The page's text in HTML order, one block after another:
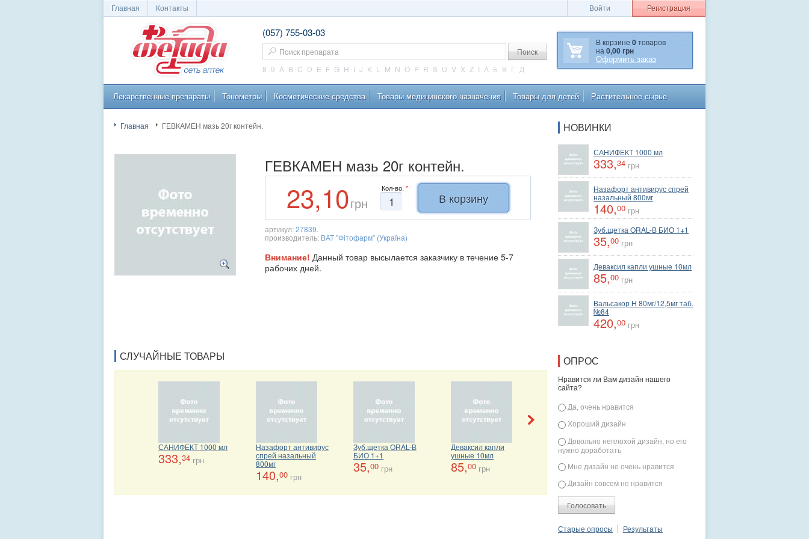
Главная ГЕВКАМЕН мазь 20г контейн.
ГЕВКАМЕН мазь 20г контейн.
23,10грн
Кол-во. *
артикул:27839.
производитель: ВАТ ”Фітофарм” (Україна)
Внимание! Данный товар высылается заказчику в течение 5-7
рабочих дней.
СЛУЧАЙНЫЕ ТОВАРЫ
САНИФЕКТ 1000 мл
333,34 грн
Назафорт антивирус
спрей назальный
800мг
140,00 грн
Зуб.щетка ORAL-В
БИО 1+1
35,00 грн
Деваксил капли
ушные 10мл
85,00 грн
Вальсакор Н
80мг/12,5мг таб.№84
420,00грн
Элекасол сбор 20ф/п
32,00грн
НОВИНКИ
САНИФЕКТ 1000 мл
333,34 грн
Назафорт антивирус спрей
назальный 800мг
140,00 грн
Зуб.щетка ORAL-В БИО 1+1
35,00 грн
Деваксил капли ушные 10мл
85,00 грн
Вальсакор Н 80мг/12,5мг таб.
№84
420,00 грн
ОПРОС
Нравится ли Вам дизайн нашего
сайта?
Варианты
Да, очень нравится
Хороший дизайн
Довольно неплохой дизайн, но его
нужно доработать
Мне дизайн не очень нравится
Дизайн совсем не нравится
Старые опросы Результаты
Сеть аптек
"Фетида"
Главная Контакты Регистрация
Войти
(057) 755-03-03
Поиск
8 9 A B C D E F G H I J K L M N O P R S U V X Z І А Б В Г Д
В корзине 0товаров
на 0,00 грн
Оформить заказ
Лекарственные препараты Тонометры Косметические средства Товары медицинского назначения Товары для детей Растительное сырье